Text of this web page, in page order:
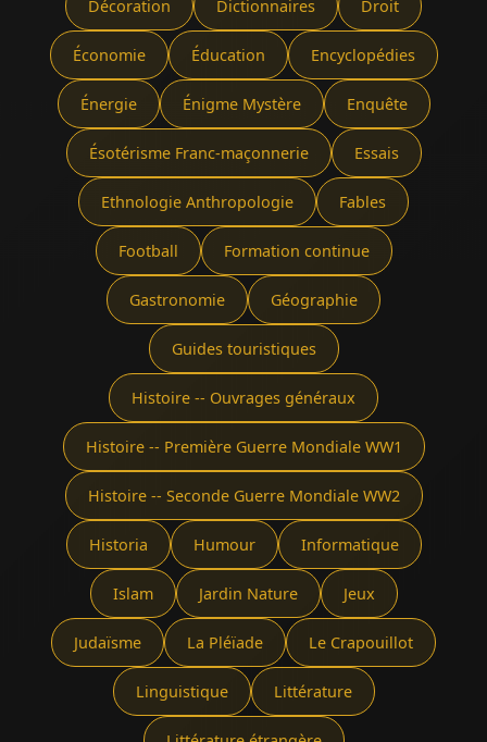
Décoration Dictionnaires Droit
Économie Éducation Encyclopédies
Énergie Énigme Mystère Enquête
Ésotérisme Franc-maçonnerie Essais
Ethnologie Anthropologie Fables
Football Formation continue
Gastronomie Géographie
Guides touristiques
Histoire -- Ouvrages généraux
Histoire -- Première Guerre Mondiale WW1
Histoire -- Seconde Guerre Mondiale WW2
Historia Humour Informatique
Islam Jardin Nature Jeux
Judaïsme La Pléïade Le Crapouillot
Linguistique Littérature